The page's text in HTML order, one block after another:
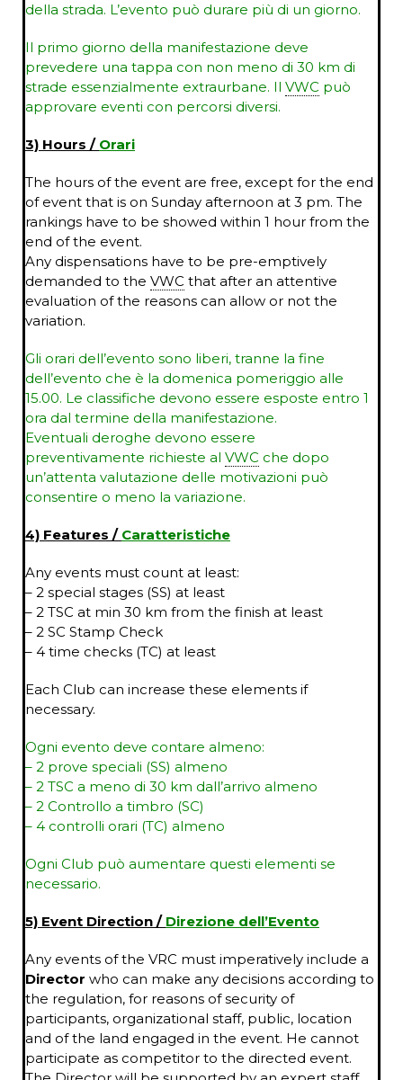
della strada. L’evento può durare più di un giorno.
Il primo giorno della manifestazione deve
prevedere una tappa con non meno di 30 km di
strade essenzialmente extraurbane. Il VWC può
approvare eventi con percorsi diversi.
3) Hours / Orari
The hours of the event are free, except for the end
of event that is on Sunday afternoon at 3 pm. The
rankings have to be showed within 1 hour from the
end of the event.
Any dispensations have to be pre-emptively
demanded to the VWC that after an attentive
evaluation of the reasons can allow or not the
variation.
Gli orari dell’evento sono liberi, tranne la fine
dell’evento che è la domenica pomeriggio alle
15.00. Le classifiche devono essere esposte entro 1
ora dal termine della manifestazione.
Eventuali deroghe devono essere
preventivamente richieste al VWC che dopo
un’attenta valutazione delle motivazioni può
consentire o meno la variazione.
4) Features / Caratteristiche
Any events must count at least:
– 2 special stages (SS) at least
– 2 TSC at min 30 km from the finish at least
– 2 SC Stamp Check
– 4 time checks (TC) at least
Each Club can increase these elements if
necessary.
Ogni evento deve contare almeno:
– 2 prove speciali (SS) almeno
– 2 TSC a meno di 30 km dall’arrivo almeno
– 2 Controllo a timbro (SC)
– 4 controlli orari (TC) almeno
Ogni Club può aumentare questi elementi se
necessario.
5) Event Direction / Direzione dell’Evento
Any events of the VRC must imperatively include a
Director who can make any decisions according to
the regulation, for reasons of security of
participants, organizational staff, public, location
and of the land engaged in the event. He cannot
participate as competitor to the directed event.